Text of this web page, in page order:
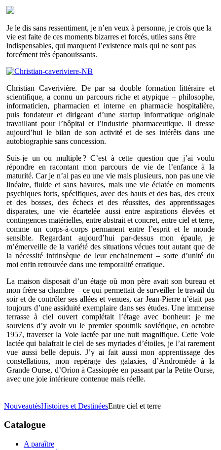
Je le dis sans ressentiment, je n’en veux à personne, je crois que la
vie est faite de ces moments bizarres et forcés, utiles sans être
indispensables, qui marquent l’existence mais qui ne sont pas
forcément très épanouissants.
Christian Caverivière. De par sa double formation littéraire et
scientifique, a connu un parcours riche et atypique – philosophe,
informaticien, pharmacien et interne en pharmacie hospitalière,
puis fondateur et dirigeant d’une startup informatique originale
travaillant pour l’hôpital et l’industrie pharmaceutique. Il dresse
aujourd’hui le bilan de son activité et de ses intérêts dans une
autobiographie sans concession.
Suis-je un ou multiple ? C’est à cette question que j’ai voulu
répondre en racontant mon parcours de vie de l’enfance à la
maturité. Car je n’ai pas eu une vie mais plusieurs, non pas une vie
linéaire, fluide et sans bavures, mais une vie éclatée en moments
psychiques forts, spécifiques, avec des hauts et des bas, des creux
et des bosses, des échecs et des réussites, des apprentissages
disparates, une vie écartelée aussi entre aspirations élevées et
contingences matérielles, entre abstrait et concret, entre ciel et terre,
comme un corps-à-corps permanent entre l’esprit et le monde
sensible. Regardant aujourd’hui par-dessus mon épaule, je
m’émerveille de la variété des situations vécues tout autant que de
la nécessité intrinsèque de leur enchainement – sorte d’unité du
moi enfin retrouvée dans une temporalité erratique.
La maison disposait d’un étage où mon père avait son bureau et
mon frère sa chambre – ce qui permettait de surveiller le travail du
soir et de contrôler ses allées et venues, car Jean-Pierre n’était pas
toujours d’une assiduité exemplaire dans ses études. Une immense
terrasse à ciel ouvert complétait l’étage avec bonheur: je me
souviens d’y avoir vu le premier spoutnik soviétique, en octobre
1957, traverser la Voie lactée par une nuit magnifique. Cette Voie
lactée qui balafrait le ciel de ses myriades d’étoiles, je l’ai rarement
vue aussi belle depuis. J’y ai fait aussi mon apprentissage des
constellations, mon repérage des galaxies, d’Andromède à la
Grande Ourse, d’Orion à Cassiopée en passant par la Petite Ourse,
avec une joie intérieure contenue mais réelle.
NouveautésHistoires et DestinéesEntre ciel et terre
Catalogue
A paraître